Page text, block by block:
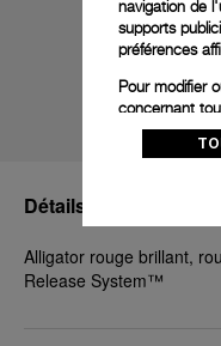
Détails Techniques
Alligator rouge brillant,
Release System™
navigation de
supports
préférences
Pour modifier
concernant
cliquez sur «
politique des
donnez votre
des cookies
En cliquant sur